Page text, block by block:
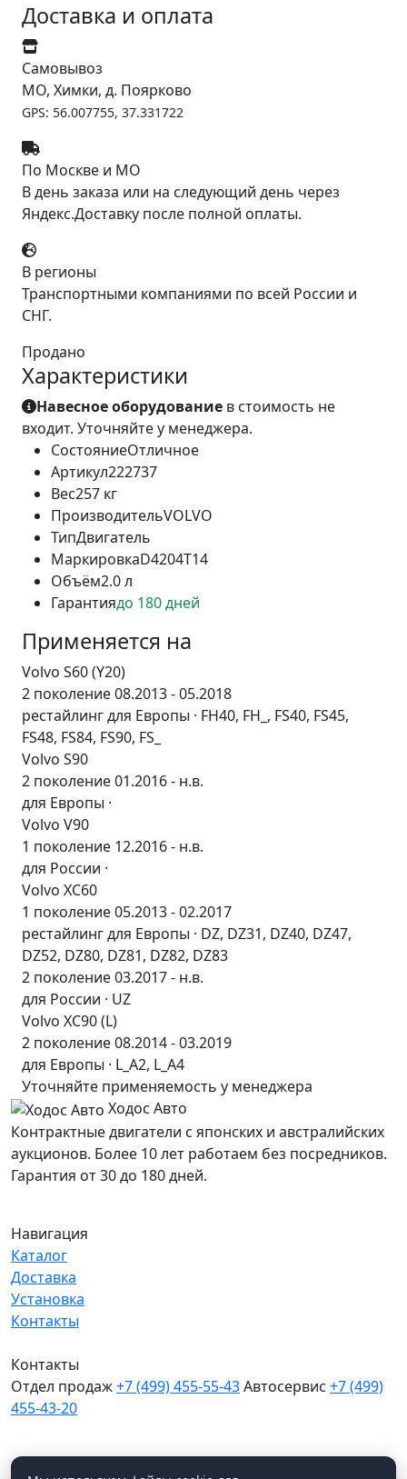
Доставка и оплата
Самовывоз
МО, Химки, д. Поярково
GPS: 56.007755, 37.331722
По Москве и МО
В день заказа или на следующий день через
Яндекс.Доставку после полной оплаты.
В регионы
Транспортными компаниями по всей России и
СНГ.
Продано
Характеристики
Навесное оборудование в стоимость не
входит. Уточняйте у менеджера.
СостояниеОтличное
Артикул222737
Вес257 кг
ПроизводительVOLVO
ТипДвигатель
МаркировкаD4204T14
Объём2.0 л
Гарантиядо 180 дней
Применяется на
Volvo S60 (Y20)
2 поколение 08.2013 - 05.2018
рестайлинг для Европы · FH40, FH_, FS40, FS45,
FS48, FS84, FS90, FS_
Volvo S90
2 поколение 01.2016 - н.в.
для Европы ·
Volvo V90
1 поколение 12.2016 - н.в.
для России ·
Volvo XC60
1 поколение 05.2013 - 02.2017
рестайлинг для Европы · DZ, DZ31, DZ40, DZ47,
DZ52, DZ80, DZ81, DZ82, DZ83
2 поколение 03.2017 - н.в.
для России · UZ
Volvo XC90 (L)
2 поколение 08.2014 - 03.2019
для Европы · L_A2, L_A4
Уточняйте применяемость у менеджера
Ходос Авто
Контрактные двигатели с японских и австралийских
аукционов. Более 10 лет работаем без посредников.
Гарантия от 30 до 180 дней.
Навигация
Каталог
Доставка
Установка
Контакты
Контакты
Отдел продаж+7 (499) 455-55-43Автосервис +7 (499)
455-43-20